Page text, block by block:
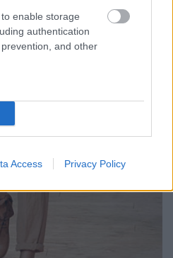
enable storage
authentication
and other
Access Privacy Policy